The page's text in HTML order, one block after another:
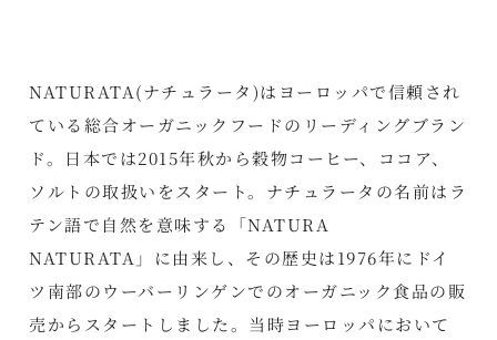
NATURATA(ナチュラータ)はヨーロッパで信頼され
ている総合オーガニックフードのリーディングブラン
ド。日本では2015年秋から穀物コーヒー、ココア、
ソルトの取扱いをスタート。ナチュラータの名前はラ
テン語で自然を意味する「NATURA
NATURATA」に由来し、その歴史は1976年にドイ
ツ南部のウーバーリンゲンでのオーガニック食品の販
売からスタートしました。当時ヨーロッパにおいて